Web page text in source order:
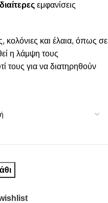
εμφανίσεις
κολόνιες και έλαια, όπως σε
η λάμψη τους
τους για να διατηρηθούν